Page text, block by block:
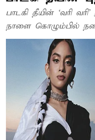
பாடகி தீயின் ‘வரி
நாளை